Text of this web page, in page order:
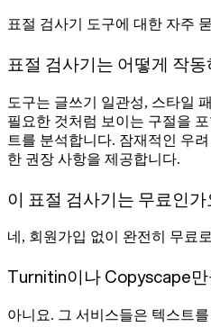
표절 검사기 도구에 대한 자주
표절 검사기는 어떻게 작
도구는 글쓰기 일관성, 스타일
필요한 것처럼 보이는 구절을
트를 분석합니다. 잠재적인 우
한 권장 사항을 제공합니다.
이 표절 검사기는 무료인
네, 회원가입 없이 완전히 무료
Turnitin이나 Copyscape
아니요. 그 서비스들은 텍스트